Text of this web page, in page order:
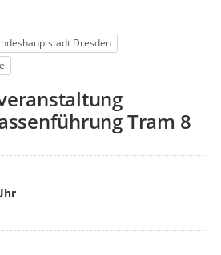
Dresden
Tram 8